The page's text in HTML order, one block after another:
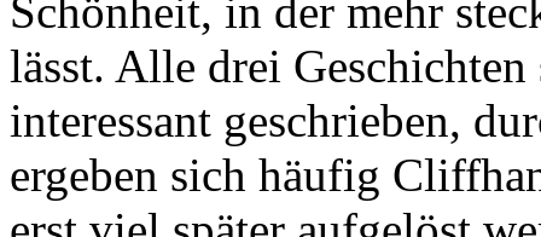
Schönheit, in der mehr
lässt. Alle drei
interessant geschrieben,
ergeben sich häufig